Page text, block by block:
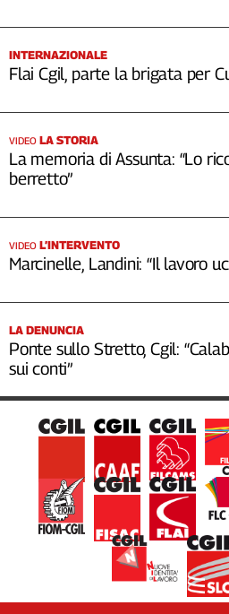
INTERNAZIONALE
Flai Cgil, parte la brigata per
VIDEO LA STORIA
La memoria di Assunta: “Lo
berretto”
VIDEO L’INTERVENTO
Marcinelle, Landini: “Il lavoro
LA DENUNCIA
Ponte sullo Stretto, Cgil:
sui conti”